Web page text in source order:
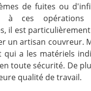
de fuites ou
à ces
il est
un artisan couvreur.
qui a les matériels
toute sécurité. De
qualité de travail.